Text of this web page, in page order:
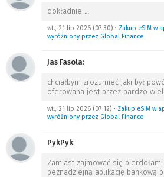
dokładnie …
wt., 21 lip 2026 (07:30) • Zakup eSIM w
wyróżniony przez Global Finance
Jas Fasola:
chciałbym zrozumieć jaki był
oferowana jest przez bardzo
wt., 21 lip 2026 (07:12) • Zakup eSIM w
wyróżniony przez Global Finance
PykPyk:
Zamiast zajmować się
beznadziejną aplikację bankową